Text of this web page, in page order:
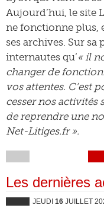
Aujourd’hui, le site
ne fonctionne plus,
ses archives. Sur sa
internautes qu’« il
changer de
vos attentes. C’est
cesser nos activités
de reprendre une
Net-Litiges.fr ».
Les dernières
JEUDI 16 JUILLET